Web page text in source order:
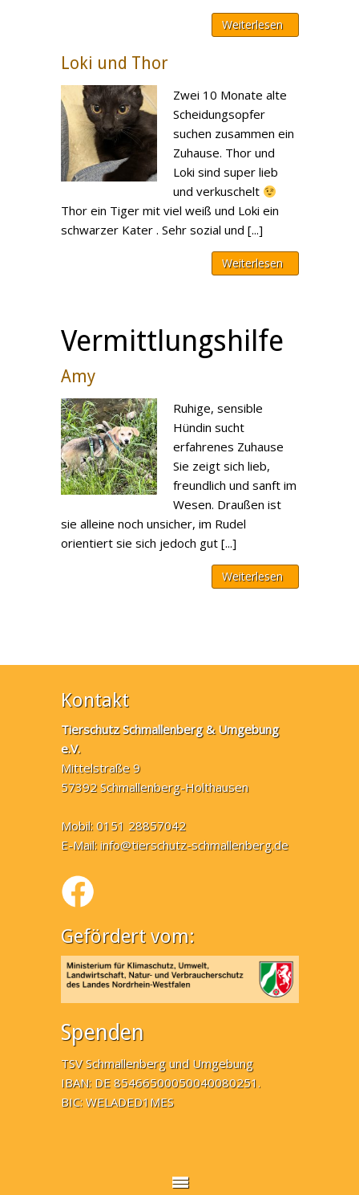
Weiterlesen
Loki und Thor
Zwei 10 Monate alte
Scheidungsopfer
suchen zusammen ein
Zuhause. Thor und
Loki sind super lieb
und verkuschelt
Thor ein Tiger mit viel weiß und Loki ein
schwarzer Kater . Sehr sozial und [...]
Weiterlesen
Vermittlungshilfe
Amy
Ruhige, sensible
Hündin sucht
erfahrenes Zuhause
Sie zeigt sich lieb,
freundlich und sanft im
Wesen. Draußen ist
sie alleine noch unsicher, im Rudel
orientiert sie sich jedoch gut [...]
Weiterlesen
Kontakt
Tierschutz Schmallenberg & Umgebung
e.V.
Mittelstraße 9
57392 Schmallenberg-Holthausen
Mobil: 0151 28857042
E-Mail:info@tierschutz-schmallenberg.de
Gefördert vom:
Spenden
TSV Schmallenberg und Umgebung
IBAN: DE 85466500050040080251.
BIC: WELADED1MES